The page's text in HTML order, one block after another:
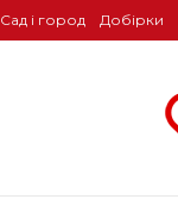
Сад і город Добірки